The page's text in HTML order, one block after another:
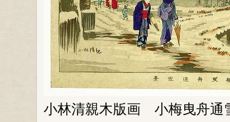
小林清親木版画 小梅曳舟通